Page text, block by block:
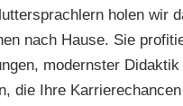
holen wir
nach Hause. Sie
modernster
die Ihre